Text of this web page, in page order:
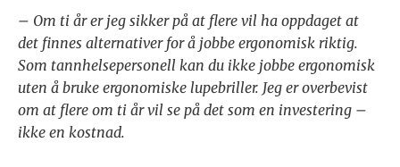
– Om ti år er jeg sikker på at flere vil ha oppdaget at
det finnes alternativer for å jobbe ergonomisk riktig.
Som tannhelsepersonell kan du ikke jobbe ergonomisk
uten å bruke ergonomiske lupebriller. Jeg er overbevist
om at flere om ti år vil se på det som en investering –
ikke en kostnad.